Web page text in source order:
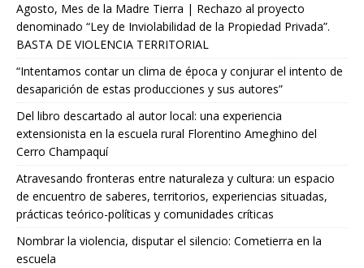
Agosto, Mes de la Madre Tierra | Rechazo al proyecto
denominado “Ley de Inviolabilidad de la Propiedad Privada”.
BASTA DE VIOLENCIA TERRITORIAL
“Intentamos contar un clima de época y conjurar el intento de
desaparición de estas producciones y sus autores”
Del libro descartado al autor local: una experiencia
extensionista en la escuela rural Florentino Ameghino del
Cerro Champaquí
Atravesando fronteras entre naturaleza y cultura: un espacio
de encuentro de saberes, territorios, experiencias situadas,
prácticas teórico-políticas y comunidades críticas
Nombrar la violencia, disputar el silencio: Cometierra en la
escuela